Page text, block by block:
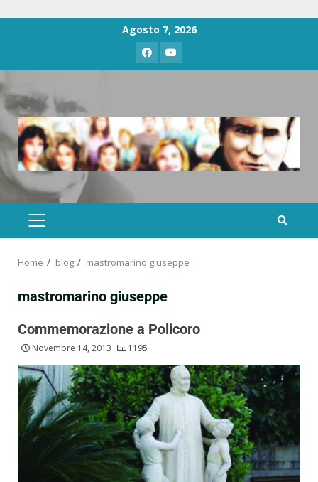
Agosto 7, 2026
Home blog mastromarino giuseppe
mastromarino giuseppe
Commemorazione a Policoro
Novembre 14, 2013 1195